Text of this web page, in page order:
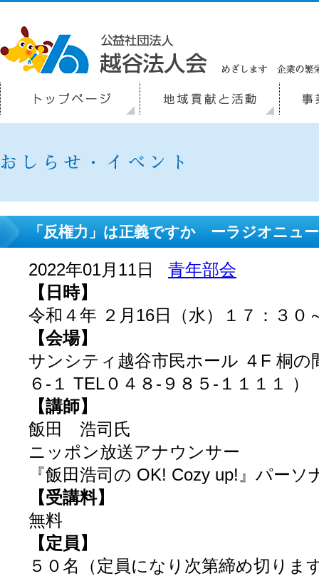
「反権力」は正義ですか ーラジオニュ
2022年01月11日
青年部会
【日時】
令和４年 ２月16日（水）１７：３０
【会場】
サンシティ越谷市民ホール ４F 桐の
６-１ TEL０４８-９８５-１１１１ ）
【講師】
飯田 浩司氏
ニッポン放送アナウンサー
『飯田浩司の OK! Cozy up!』パーソ
【受講料】
無料
【定員】
５０名（定員になり次第締め切りま